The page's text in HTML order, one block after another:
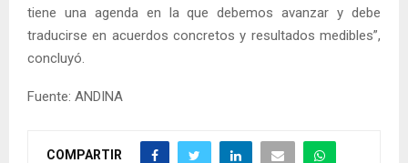
tiene una agenda en la que debemos avanzar y debe
traducirse en acuerdos concretos y resultados medibles”,
concluyó.
Fuente: ANDINA
COMPARTIR